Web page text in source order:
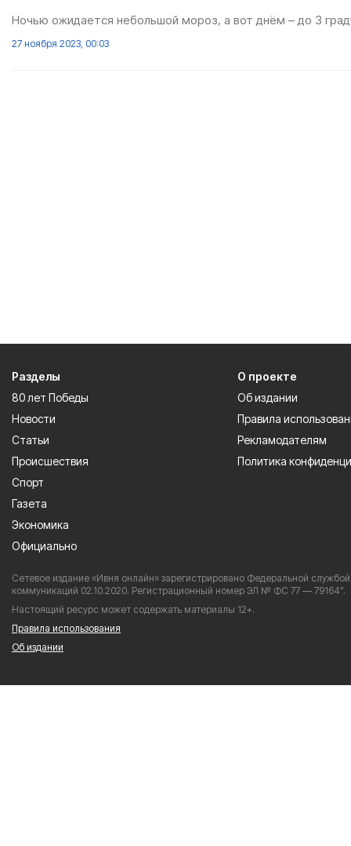
Ночью ожидается небольшой мороз, а вот днём – до 3
27 ноября 2023, 00:03
Разделы
80 лет Победы
Новости
Статьи
Происшествия
Спорт
Газета
Экономика
Официально
О проекте
Об издании
Правила
Рекламодателям
Политика
Сетевое издание «Ивня онлайн» зарегистрировано Федеральной
коммуникаций 02.10.2020. Регистрационный номер ЭЛ № ФС 77 — 79164".
Настоящий ресурс может содержать материалы 12+.
Правила использования
Об издании